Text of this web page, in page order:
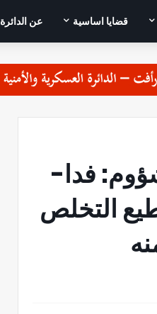
قضايا اساسية عن الدائرة
المشؤوم: فدا-
التخلص